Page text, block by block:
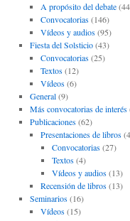
A propósito del debate
Convocatorias(146)
Vídeos y audios(95)
Fiesta del Solsticio(43)
Convocatorias(25)
Textos(12)
Vídeos(6)
General(9)
Más convocatorias de interés
Publicaciones(62)
Presentaciones de libros
Convocatorias(27)
Textos(4)
Vídeos y audios(13)
Recensión de libros(13)
Seminarios(16)
Vídeos(15)